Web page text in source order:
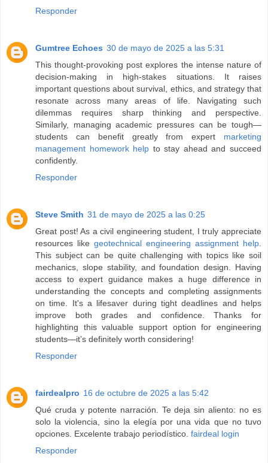
Responder
Gumtree Echoes 30 de mayo de 2025 a las 5:31
This thought-provoking post explores the intense nature of
decision-making in high-stakes situations. It raises
important questions about survival, ethics, and strategy that
resonate across many areas of life. Navigating such
dilemmas requires sharp thinking and perspective.
Similarly, managing academic pressures can be tough—
students can benefit greatly from expert marketing
management homework help to stay ahead and succeed
confidently.
Responder
Steve Smith 31 de mayo de 2025 a las 0:25
Great post! As a civil engineering student, I truly appreciate
resources like geotechnical engineering assignment help
This subject can be quite challenging with topics like soil
mechanics, slope stability, and foundation design. Having
access to expert guidance makes a huge difference in
understanding the concepts and completing assignments
on time. It's a lifesaver during tight deadlines and helps
improve both grades and confidence. Thanks for
highlighting this valuable support option for engineering
students—it’s definitely worth considering!
Responder
fairdealpro 16 de octubre de 2025 a las 5:42
Qué cruda y potente narración. Te deja sin aliento: no es
solo la violencia, sino la elegía por una vida que no tuvo
opciones. Excelente trabajo periodístico. fairdeal login
Responder